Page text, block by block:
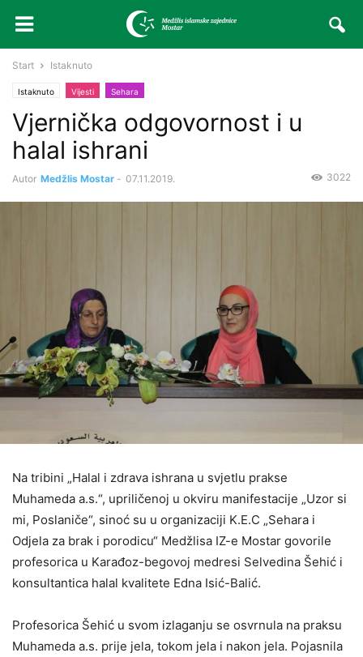
Start Istaknuto
Istaknuto Vijesti Sehara
Vjernička odgovornost i u
halal ishrani
Autor Medžlis Mostar - 07.11.2019. 3022
Na tribini „Halal i zdrava ishrana u svjetlu prakse
Muhameda a.s.“, upriličenoj u okviru manifestacije „Uzor si
mi, Poslaniče“, sinoć su u organizaciji K.E.C „Sehara i
Odjela za brak i porodicu“ Medžlisa IZ-e Mostar govorile
profesorica u Karađoz-begovoj medresi Selvedina Šehić i
konsultantica halal kvalitete Edna Isić-Balić.
Profesorica Šehić u svom izlaganju se osvrnula na praksu
Muhameda a.s. prije jela, tokom jela i nakon jela. Pojasnila